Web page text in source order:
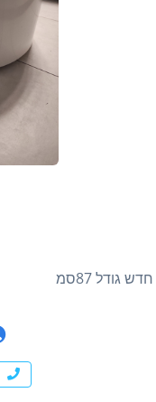
גודל 87סמ